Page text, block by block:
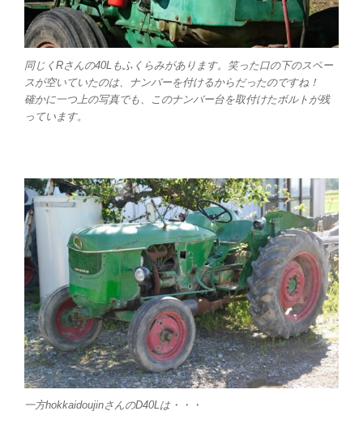
同じくRさんの40Lもふくらみがあります。笑った口の下のスペー
スが空いていたのは、ナンバーを付けるからだったのですね！
確かに一つ上の写真でも、このナンバー台を取付けたボルトが残
っています。
一方hokkaidoujinさんのD40Lは・・・